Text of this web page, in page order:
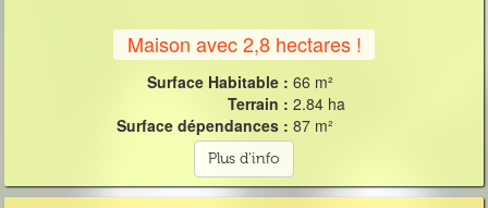
Maison avec 2,8 hectares !
Surface Habitable : 66 m²
Terrain : 2.84 ha
Surface dépendances : 87 m²
Plus d'info